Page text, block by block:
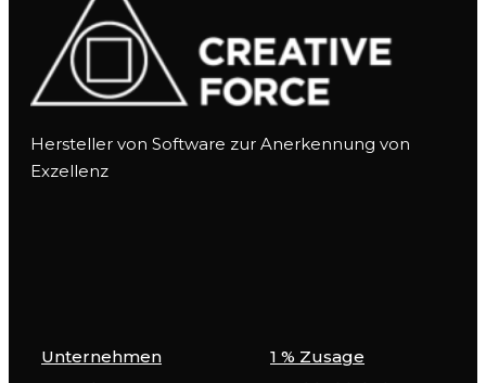
Hersteller von Software zur Anerkennung von
Exzellenz
Unternehmen
1 % Zusage